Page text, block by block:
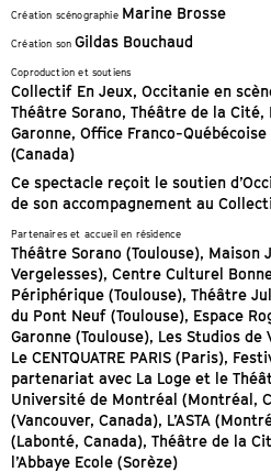
Création scénographie Marine Brosse
Création son Gildas Bouchaud
Coproduction et soutiens
Collectif En Jeux, Occitanie en
Théâtre Sorano, Théâtre de la
Garonne, Office Franco-
(Canada)
Ce spectacle reçoit le soutien
de son accompagnement au
Partenaires et accueil en résidence
Théâtre Sorano (Toulouse), Maison
Vergelesses), Centre Culturel
Périphérique (Toulouse), Théâtre
du Pont Neuf (Toulouse), Espace
Garonne (Toulouse), Les Studios
Le CENTQUATRE PARIS (Paris),
partenariat avec La Loge et le
Université de Montréal (Montréal,
(Vancouver, Canada), L’ASTA
(Labonté, Canada), Théâtre de la
l’Abbaye Ecole (Sorèze)